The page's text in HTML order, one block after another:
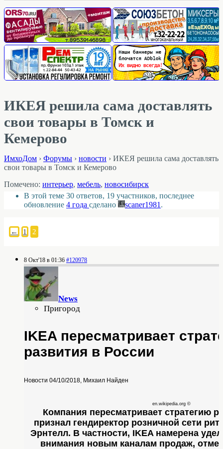
ИКЕЯ решила сама доставлять
свои товары в Томск и
Кемерово
ИмхоДом › Форумы › новости › ИКЕЯ решила сама доставлять
свои товары в Томск и Кемерово
Помечено: интерьер, мебель, новосибирск
В этой теме 30 ответов, 19 участников, последнее
обновление 4 года сделано scaner1981 .
← 1 2
8 Окт'18 в 01:36 #120978
News
Пригород
IKEA пересматривает
развития в России
Новости 04/10/2018, Михаил Найден
en.wikipedia.org ©
Компания пересматривает стратегию
признал гендиректор розничной сети
Эрнтелл. В частности, IKEA намерена
внимания новым каналам продаж,